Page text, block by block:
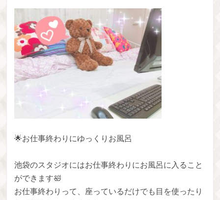
🌟お仕事終わりにゆっくりお風呂
池袋のスタジオにはお仕事終わりにお風呂に入ること
ができます🛀
お仕事終わりって、座っているだけでも目を使ったり